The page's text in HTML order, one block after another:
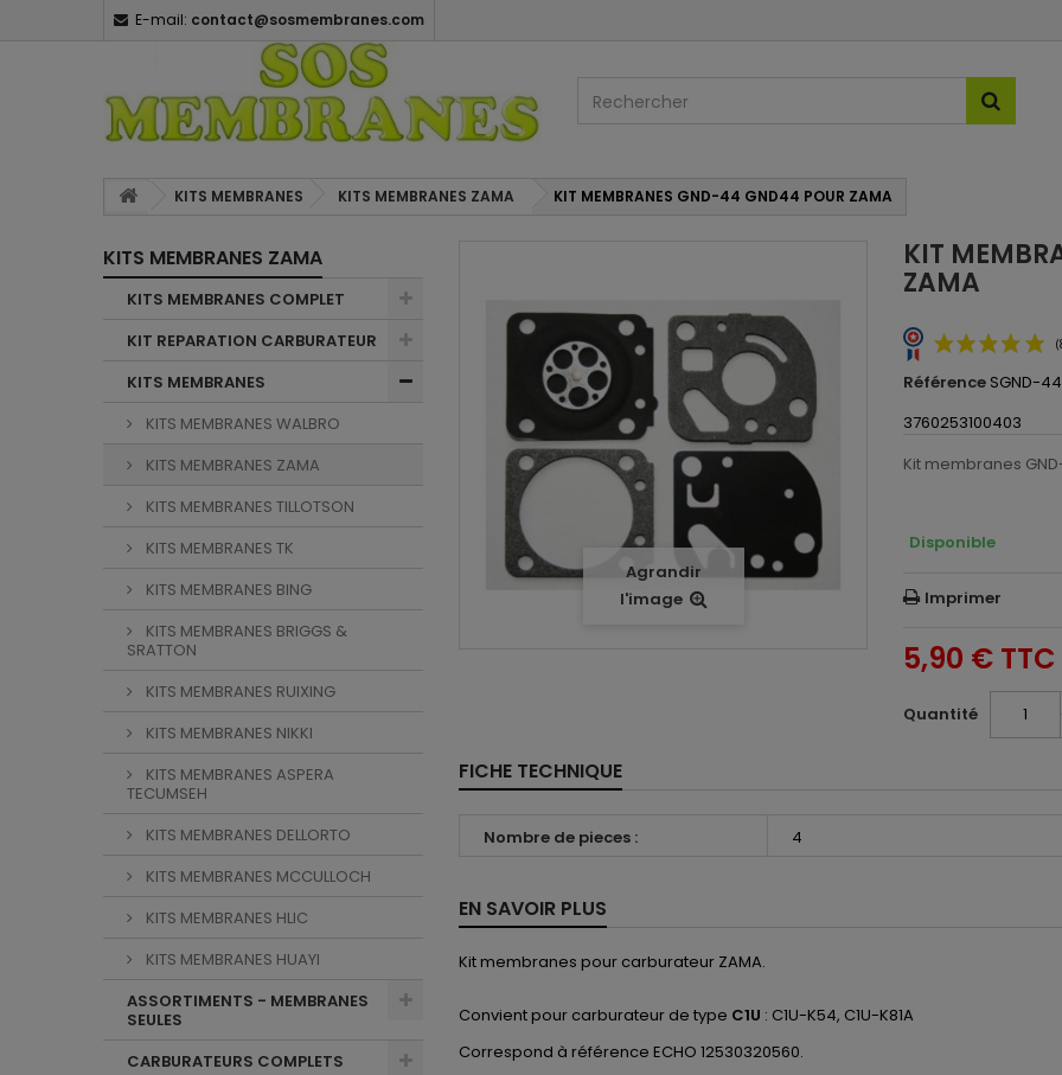
E-mail: contact@sosmembranes.com
KITS MEMBRANES KITS MEMBRANES ZAMA KIT MEMBRANES GND-44 GND44 POUR ZAMA
KITS MEMBRANES ZAMA
KITS MEMBRANES COMPLET
KIT REPARATION CARBURATEUR
KITS MEMBRANES
KITS MEMBRANES WALBRO
KITS MEMBRANES ZAMA
KITS MEMBRANES TILLOTSON
KITS MEMBRANES TK
KITS MEMBRANES BING
KITS MEMBRANES BRIGGS &
SRATTON
KITS MEMBRANES RUIXING
KITS MEMBRANES NIKKI
KITS MEMBRANES ASPERA
TECUMSEH
KITS MEMBRANES DELLORTO
KITS MEMBRANES MCCULLOCH
KITS MEMBRANES HLIC
KITS MEMBRANES HUAYI
ASSORTIMENTS - MEMBRANES
SEULES
CARBURATEURS COMPLETS
Agrandir
l'image
KIT
ZAMA
Référence SGND-44
3760253100403
Kit membranes
Disponible
Imprimer
5,90 € TTC
Quantité
FICHE TECHNIQUE
Nombre de pieces : 4
EN SAVOIR PLUS
Kit membranes pour carburateur ZAMA.
Convient pour carburateur de type C1U : C1U-K54, C1U-K81A
Correspond à référence ECHO 12530320560.